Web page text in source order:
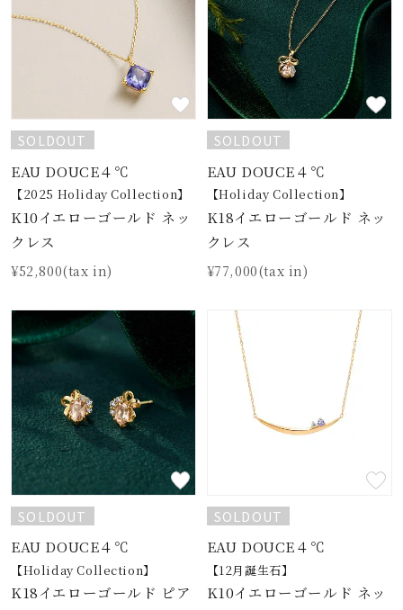
SOLDOUT
EAU DOUCE４℃
【2025 Holiday Collection】
K10イエローゴールド ネッ
クレス
¥52,800(tax in)
SOLDOUT
EAU DOUCE４℃
【Holiday Collection】
K18イエローゴールド ネッ
クレス
¥77,000(tax in)
SOLDOUT
EAU DOUCE４℃
【Holiday Collection】
K18イエローゴールド ピア
SOLDOUT
EAU DOUCE４℃
【12月誕生石】
K10イエローゴールド ネッ